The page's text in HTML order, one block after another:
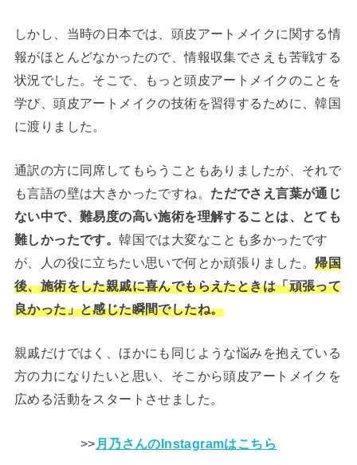
しかし、当時の日本では、頭皮アートメイクに関する情
報がほとんどなかったので、情報収集でさえも苦戦する
状況でした。そこで、もっと頭皮アートメイクのことを
学び、頭皮アートメイクの技術を習得するために、韓国
に渡りました。
通訳の方に同席してもらうこともありましたが、それで
も言語の壁は大きかったですね。 ただでさえ言葉が通じ
ない中で、難易度の高い施術を理解することは、とても
難しかったです。韓国では大変なことも多かったです
が、人の役に立ちたい思いで何とか頑張りました。帰国
後、施術をした親戚に喜んでもらえたときは「頑張って
良かった」と感じた瞬間でしたね。
親戚だけではく、ほかにも同じような悩みを抱えている
方の力になりたいと思い、そこから頭皮アートメイクを
広める活動をスタートさせました。
>> 月乃さんのInstagramはこちら